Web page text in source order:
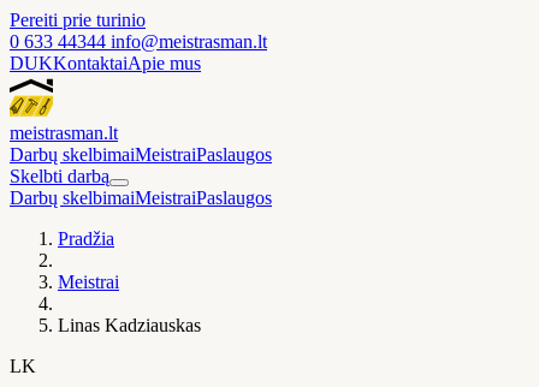
Pereiti prie turinio
0 633 44344 info@meistrasman.lt
DUKKontaktaiApie mus
meistrasman.lt
Darbų skelbimaiMeistraiPaslaugos
Skelbti darbą
Darbų skelbimaiMeistraiPaslaugos
Pradžia
Meistrai
Linas Kadziauskas
LK